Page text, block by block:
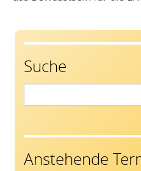
Suche
Anstehende